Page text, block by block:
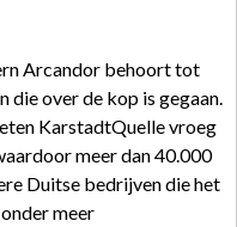
Arcandor behoort tot
die over de kop is gegaan.
KarstadtQuelle vroeg
meer dan 40.000
Duitse bedrijven die het
meer